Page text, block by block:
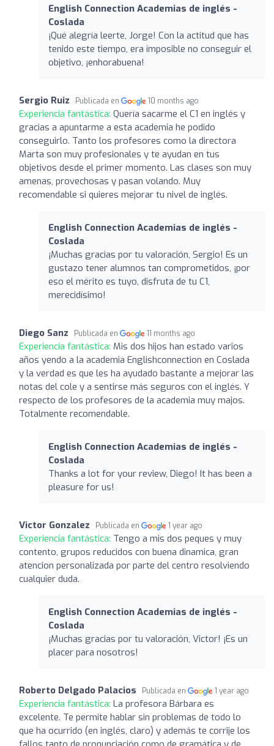
English Connection Academias de inglés -
Coslada
¡Qué alegría leerte, Jorge! Con la actitud que has
tenido este tiempo, era imposible no conseguir el
objetivo, ¡enhorabuena!
Sergio Ruiz Publicada en 10 months ago
Experiencia fantástica: Quería sacarme el C1 en inglés y
gracias a apuntarme a esta academia he podido
conseguirlo. Tanto los profesores como la directora
Marta son muy profesionales y te ayudan en tus
objetivos desde el primer momento. Las clases son muy
amenas, provechosas y pasan volando. Muy
recomendable si quieres mejorar tu nivel de inglés.
English Connection Academias de inglés -
Coslada
¡Muchas gracias por tu valoración, Sergio! Es un
gustazo tener alumnos tan comprometidos, ¡por
eso el mérito es tuyo, disfruta de tu C1,
merecidísimo!
Diego Sanz Publicada en 11 months ago
Experiencia fantástica: Mis dos hijos han estado varios
años yendo a la academia Englishconnection en Coslada
y la verdad es que les ha ayudado bastante a mejorar las
notas del cole y a sentirse más seguros con el inglés. Y
respecto de los profesores de la academia muy majos.
Totalmente recomendable.
English Connection Academias de inglés -
Coslada
Thanks a lot for your review, Diego! It has been a
pleasure for us!
Victor Gonzalez Publicada en 1 year ago
Experiencia fantástica: Tengo a mis dos peques y muy
contento, grupos reducidos con buena dinamica, gran
atencion personalizada por parte del centro resolviendo
cualquier duda.
English Connection Academias de inglés -
Coslada
¡Muchas gracias por tu valoración, Victor! ¡Es un
placer para nosotros!
Roberto Delgado Palacios Publicada en 1 year ago
Experiencia fantástica: La profesora Bárbara es
excelente. Te permite hablar sin problemas de todo lo
que ha ocurrido (en inglés, claro) y además te corrije los